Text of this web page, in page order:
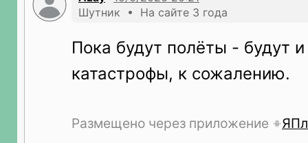
Шутник • На сайте 3 года
Пока будут полёты - будут
катастрофы, к сожалению.
Размещено через приложение